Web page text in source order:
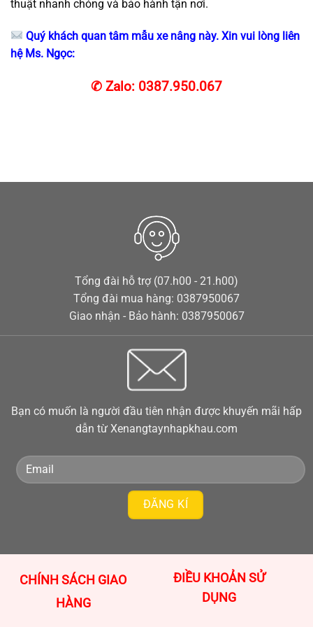
thuật nhanh chóng và bảo hành tận nơi.
Quý khách quan tâm mẫu xe nâng này. Xin vui lòng liên
hệ Ms. Ngọc:
✆ Zalo: 0387.950.067
Tổng đài hỗ trợ (07.h00 - 21.h00)
Tổng đài mua hàng: 0387950067
Giao nhận - Bảo hành: 0387950067
Bạn có muốn là người đầu tiên nhận được khuyến mãi hấp
dẫn từ Xenangtaynhapkhau.com
CHÍNH SÁCH GIAO
HÀNG
ĐIỀU KHOẢN SỬ
DỤNG